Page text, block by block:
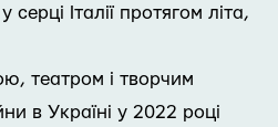
Італії протягом літа,
театром і творчим
в Україні у 2022 році